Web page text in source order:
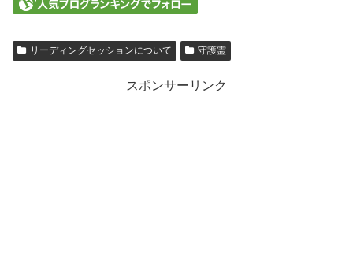
リーディングセッションについて 守護霊
スポンサーリンク